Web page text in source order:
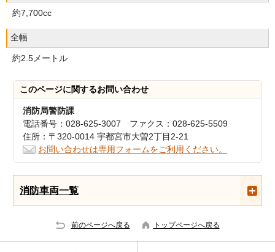
約7,700cc
全幅
約2.5メートル
このページに関するお問い合わせ
消防局警防課
電話番号：028-625-3007 ファクス：028-625-5509
住所：〒320-0014 宇都宮市大曽2丁目2-21
お問い合わせは専用フォームをご利用ください。
消防車両一覧
前のページへ戻る トップページへ戻る